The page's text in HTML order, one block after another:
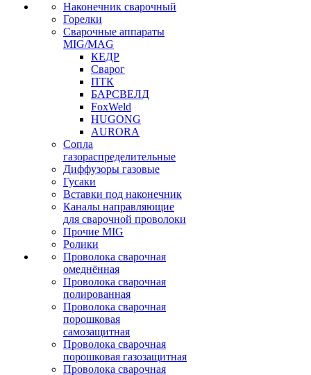
Наконечник сварочный
Горелки
Сварочные аппараты
MIG/MAG
КЕДР
Сварог
ПТК
БАРСВЕЛД
FoxWeld
HUGONG
AURORA
Сопла
газораспределительные
Диффузоры газовые
Гусаки
Вставки под наконечник
Каналы направляющие
для сварочной проволоки
Прочие MIG
Ролики
Проволока сварочная
омеднённая
Проволока сварочная
полированная
Проволока сварочная
порошковая
самозащитная
Проволока сварочная
порошковая газозащитная
Проволока сварочная